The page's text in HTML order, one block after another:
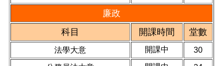
廉政
科目
開課時間 堂數
法學大意 開課中 30